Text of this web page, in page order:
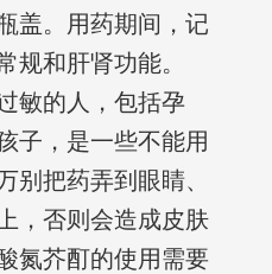
盖。用药期间，记
规和肝肾功能。
敏的人，包括孕
子，是一些不能用
别把药弄到眼睛、
，否则会造成皮肤
氮芥酊的使用需要